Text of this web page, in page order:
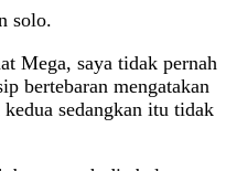
solo.
Mega, saya tidak pernah
bertebaran mengatakan
sedangkan itu tidak